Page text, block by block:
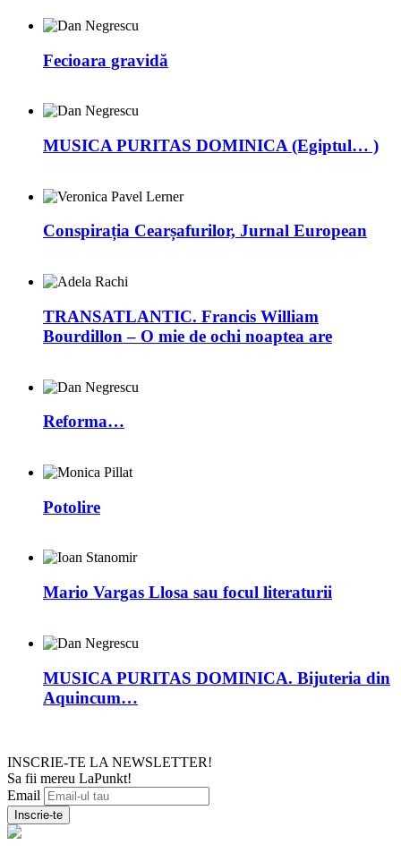
Fecioara gravidă
MUSICA PURITAS DOMINICA (Egiptul… )
Conspirația Cearșafurilor, Jurnal European
TRANSATLANTIC. Francis William
Bourdillon – O mie de ochi noaptea are
Reforma…
Potolire
Mario Vargas Llosa sau focul literaturii
MUSICA PURITAS DOMINICA. Bijuteria din
Aquincum…
INSCRIE-TE LA NEWSLETTER!
Sa fii mereu LaPunkt!
Email